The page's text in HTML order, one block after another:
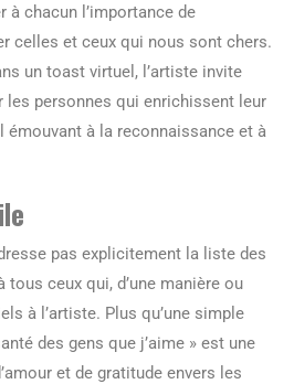
à chacun l’importance de
celles et ceux qui nous sont chers.
un toast virtuel, l’artiste invite
les personnes qui enrichissent leur
émouvant à la reconnaissance et à
pas explicitement la liste des
ceux qui, d’une manière ou
à l’artiste. Plus qu’une simple
des gens que j’aime » est une
et de gratitude envers les